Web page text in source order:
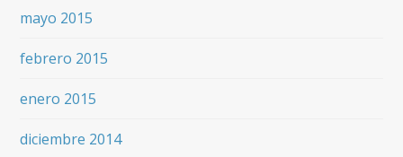
mayo 2015
febrero 2015
enero 2015
diciembre 2014